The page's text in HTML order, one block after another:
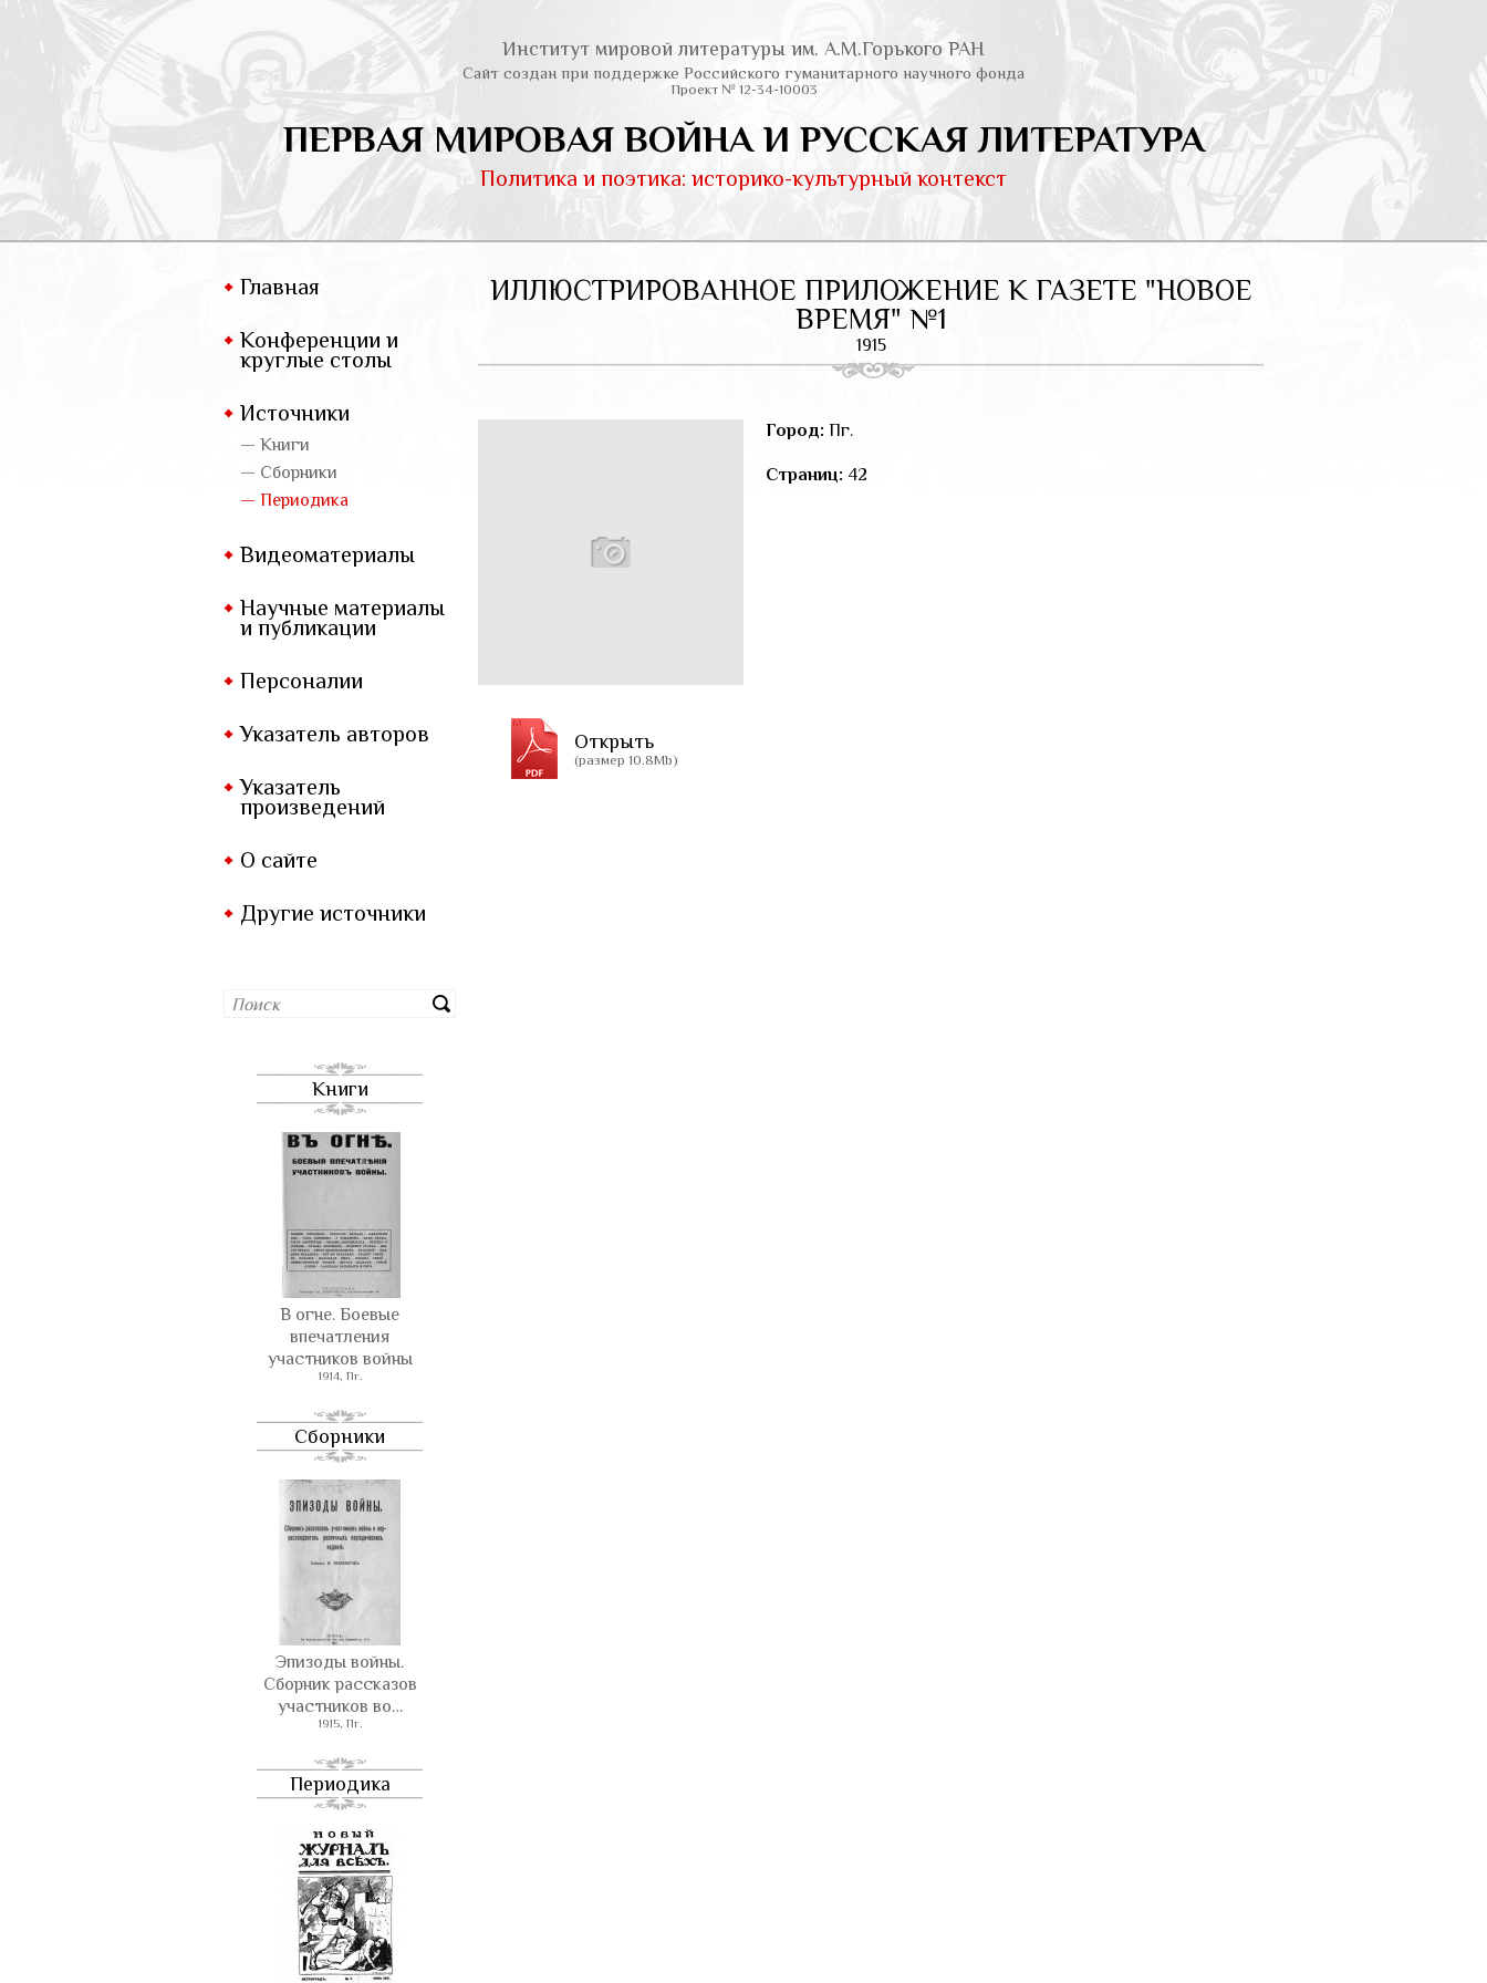
Институт мировой литературы им. А.М.Горького РАН
Сайт создан при поддержке Российского гуманитарного научного фонда
Проект № 12-34-10003
ПЕРВАЯ МИРОВАЯ ВОЙНА И РУССКАЯ ЛИТЕРАТУРА
Политика и поэтика: историко-культурный контекст
Главная
Конференции и
круглые столы
Источники
— Книги
— Сборники
— Периодика
Видеоматериалы
Научные материалы
и публикации
Персоналии
Указатель авторов
Указатель
произведений
О сайте
Другие источники
Книги
В огне. Боевые
впечатления
участников войны
1914, Пг.
Сборники
Эпизоды войны.
Сборник рассказов
участников во…
1915, Пг.
Периодика
ИЛЛЮСТРИРОВАННОЕ ПРИЛОЖЕНИЕ К ГАЗЕТЕ "НОВОЕ
ВРЕМЯ" №1
1915
Открыть
(размер 10.8Mb)
Город: Пг.
Страниц: 42